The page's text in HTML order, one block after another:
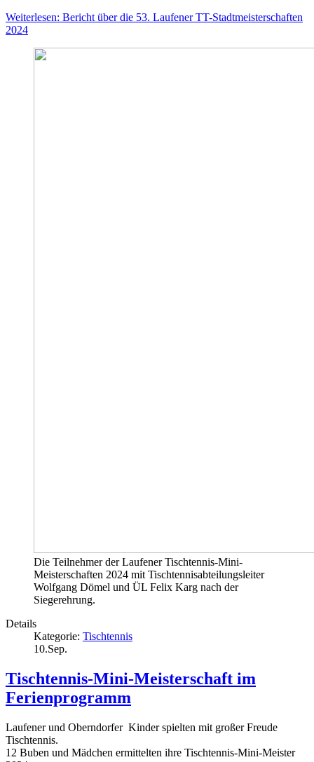
Weiterlesen: Bericht über die 53. Laufener TT-Stadtmeisterschaften
2024
Die Teilnehmer der Laufener Tischtennis-Mini-
Meisterschaften 2024 mit Tischtennisabteilungsleiter
Wolfgang Dömel und ÜL Felix Karg nach der
Siegerehrung.
Details
Kategorie: Tischtennis
10.Sep.
Tischtennis-Mini-Meisterschaft im
Ferienprogramm
Laufener und Oberndorfer Kinder spielten mit großer Freude
Tischtennis.
12 Buben und Mädchen ermittelten ihre Tischtennis-Mini-Meister